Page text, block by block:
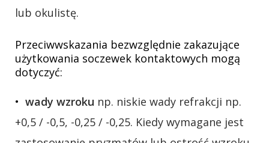
lub okulistę.
Przeciwwskazania bezwzględnie zakazujące
użytkowania soczewek kontaktowych mogą
dotyczyć:
wady wzroku np. niskie wady refrakcji np.
+0,5 / -0,5, -0,25 / -0,25. Kiedy wymagane jest